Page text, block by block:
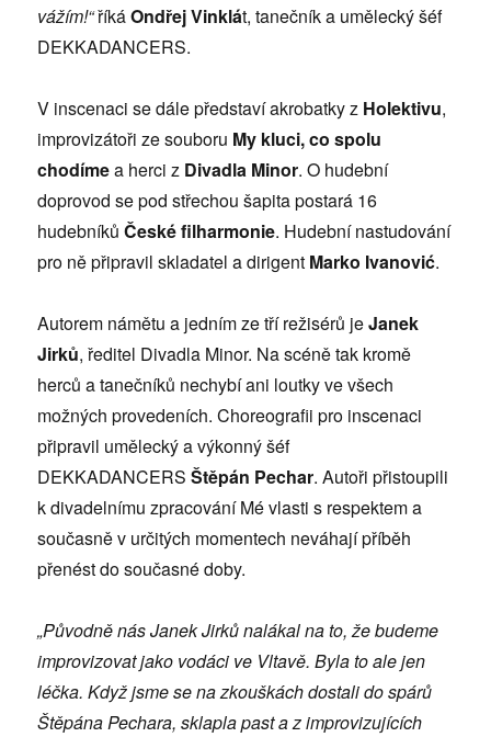
vážím!“říkáOndřej Vinklát, tanečník a umělecký šéf
DEKKADANCERS.
V inscenaci se dále představí akrobatky z Holektivu,
improvizátoři ze souboru My kluci, co spolu
chodímea herci z Divadla Minor. O hudební
doprovod se pod střechou šapita postará 16
hudebníkůČeské filharmonie. Hudební nastudování
pro ně připravil skladatel a dirigent Marko Ivanović.
Autorem námětu a jedním ze tří režisérů jeJanek
Jirků, ředitel Divadla Minor. Na scéně tak kromě
herců a tanečníků nechybí ani loutky ve všech
možných provedeních. Choreografii pro inscenaci
připravil umělecký a výkonný šéf
DEKKADANCERSŠtěpán Pechar. Autoři přistoupili
k divadelnímu zpracování Mé vlasti s respektem a
současně v určitých momentech neváhají příběh
přenést do současné doby.
„Původně nás Janek Jirků nalákal na to, že budeme
improvizovat jako vodáci ve Vltavě. Byla to ale jen
léčka. Když jsme se na zkouškách dostali do spárů
Štěpána Pechara, sklapla past a z improvizujících